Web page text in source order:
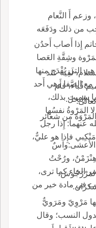
وزعم أَ النَّعام
من ذلك ودَفَعَه
إِذا أَصاب أَحدُن
وشِقَّةِ العَصا
التي يُقْدَح منها
مع الصَّفا وهي أَحد
سميت بذلك،
المَرْوةُ نفسُها
عنهما: إِذا رجل
فإِذا هو عليٌّ،
لَقِيَه عند
قُباء، فأَم
النخل.
من شعائر
الأَعشى:وآسٌ
ورُحْتُ
بكسر الخاء كما ترى،
في مادة خير من
مَرْوِيّ ومَرَويٌّ
النسب؛ وقال